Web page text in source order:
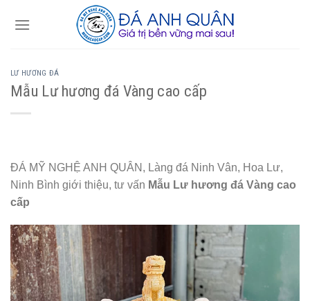
LƯ HƯƠNG ĐÁ
Mẫu Lư hương đá Vàng cao cấp
ĐÁ MỸ NGHỆ ANH QUÂN, Làng đá Ninh Vân, Hoa Lư,
Ninh Bình giới thiệu, tư vấn Mẫu Lư hương đá Vàng cao
cấp